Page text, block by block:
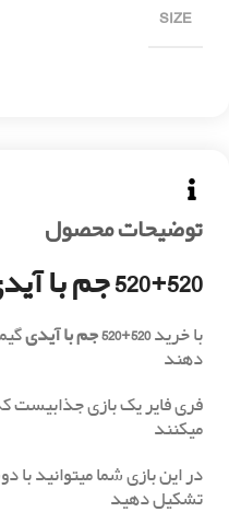
توضیحات محصول
520+520 جم با آیدی
با خرید520+520 جم با آیدی
دهند
فری فایر یک بازی جذابیست
میکنند
در این بازی شما میتوانید با
تشکیل دهید
SIZE